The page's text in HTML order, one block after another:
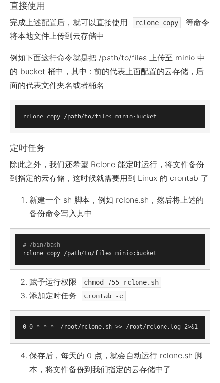
直接使用
完成上述配置后，就可以直接使用 rclone copy
等命令
将本地文件上传到云存储中
例如下面这行命令就是把 /path/to/files 上传至 minio 中
的 bucket 桶中，其中 : 前的代表上面配置的云存储，后
面的代表文件夹名或者桶名
定时任务
除此之外，我们还希望 Rclone 能定时运行，将文件备份
到指定的云存储，这时候就需要用到 Linux 的 crontab 了
新建一个 sh 脚本，例如 rclone.sh，然后将上述的
备份命令写入其中
#!/bin/bash
赋予运行权限 chmod 755 rclone.sh
添加定时任务 crontab -e
保存后，每天的 0 点，就会自动运行 rclone.sh 脚
本，将文件备份到我们指定的云存储中了